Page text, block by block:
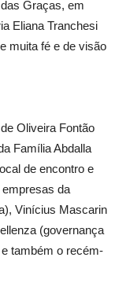
Graças, em
Eliana Tranchesi
muita fé e de visão
Oliveira Fontão
Família Abdalla
de encontro e
da
Vinícius Mascarin
(governança
também o recém-